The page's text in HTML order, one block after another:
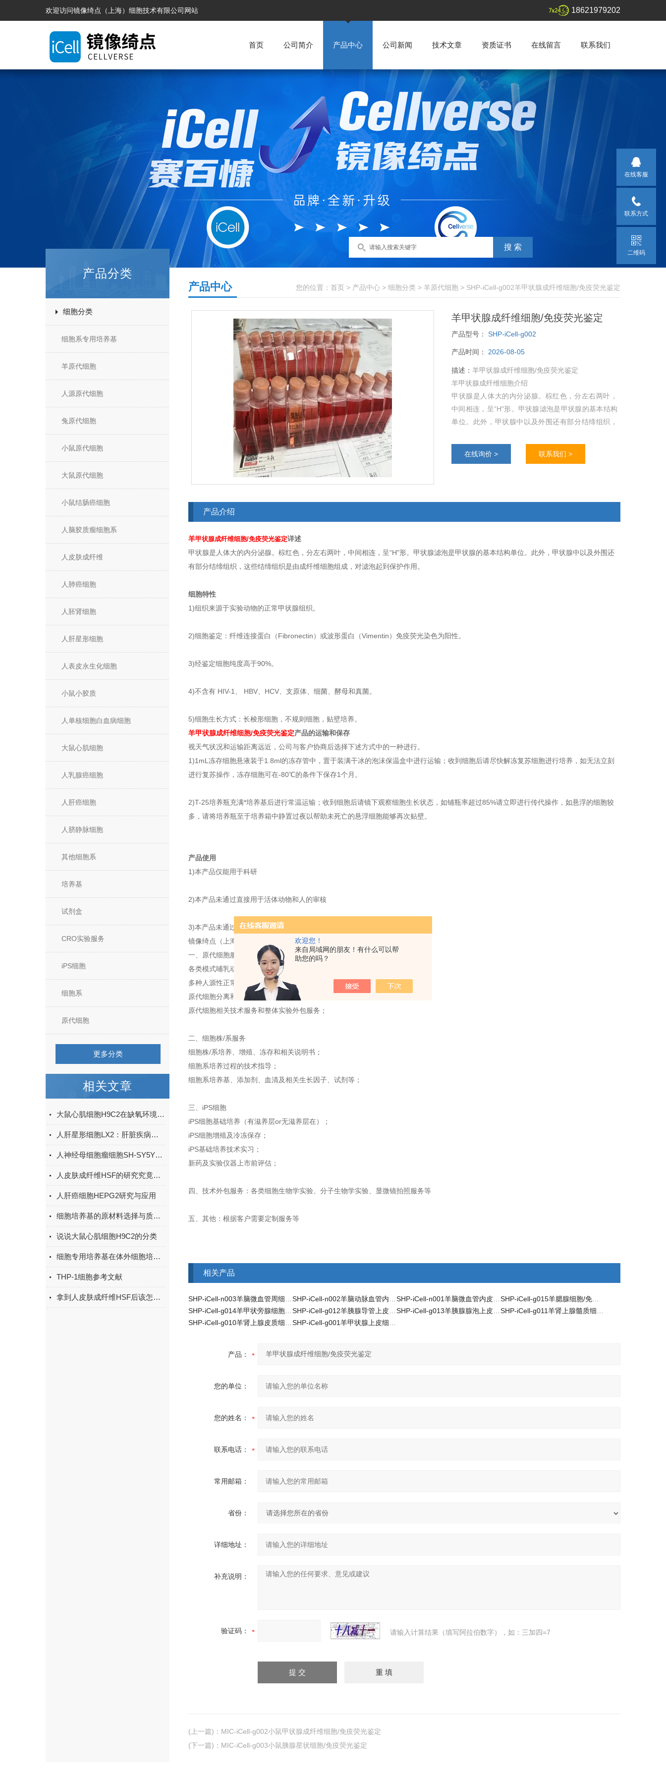
欢迎您！
来自局域网的朋友！有什么可以帮
助您的吗？
欢迎访问镜像绮点（上海）细胞技术有限公司网站 18621979202
首页 公司简介 产品中心 公司新闻 技术文章 资质证书 在线留言 联系我们
产品分类
细胞分类
细胞系专用培养基
羊原代细胞
人源原代细胞
兔原代细胞
小鼠原代细胞
大鼠原代细胞
小鼠结肠癌细胞
人脑胶质瘤细胞系
人皮肤成纤维
人肺癌细胞
人胚肾细胞
人肝星形细胞
人表皮永生化细胞
小鼠小胶质
人单核细胞白血病细胞
大鼠心肌细胞
人乳腺癌细胞
人肝癌细胞
人脐静脉细胞
其他细胞系
培养基
试剂盒
CRO实验服务
iPS细胞
细胞系
原代细胞
更多分类
相关文章
大鼠心肌细胞H9C2在缺氧环境下的调节机制研究
人肝星形细胞LX2：肝脏疾病研究的重要细胞模型
人神经母细胞瘤细胞SH-SY5Y：神经退行性疾病研究的“理想模型”
人皮肤成纤维HSF的研究究竟是怎样一个培养体系？
人肝癌细胞HEPG2研究与应用
细胞培养基的原材料选择与质量控制
说说大鼠心肌细胞H9C2的分类
细胞专用培养基在体外细胞培养中的应用及日常管护研究
THP-1细胞参考文献
拿到人皮肤成纤维HSF后该怎么处理？
您的位置： 首页 > 产品中心 > 细胞分类 > 羊原代细胞 > SHP-iCell-g002羊甲状腺成纤维细胞/免疫荧光鉴定
产品中心
羊甲状腺成纤维细胞/免疫荧光鉴定
产品型号： SHP-iCell-g002
产品时间： 2026-08-05
描述： 羊甲状腺成纤维细胞/免疫荧光鉴定
羊甲状腺成纤维细胞介绍
甲状腺是人体大的内分泌腺。棕红色，分左右两叶，
中间相连，呈“H"形。甲状腺滤泡是甲状腺的基本结构
单位。此外，甲状腺中以及外围还有部分结缔组织，
在线询价 >
联系我们 >
产品介绍
羊甲状腺成纤维细胞/免疫荧光鉴定详述
甲状腺是人体大的内分泌腺。棕红色，分左右两叶，中间相连，呈“H"形。甲状腺滤泡是甲状腺的基本结构单位。此外，甲状腺中以及外围还
有部分结缔组织，这些结缔组织是由成纤维细胞组成，对滤泡起到保护作用。
细胞特性
1)组织来源于实验动物的正常甲状腺组织。
2)细胞鉴定：纤维连接蛋白（Fibronectin）或波形蛋白（Vimentin）免疫荧光染色为阳性。
3)经鉴定细胞纯度高于90%。
4)不含有 HIV-1、 HBV、HCV、支原体、细菌、酵母和真菌。
5)细胞生长方式：长梭形细胞，不规则细胞，贴壁培养。
羊甲状腺成纤维细胞/免疫荧光鉴定产品的运输和保存
视天气状况和运输距离远近，公司与客户协商后选择下述方式中的一种进行。
1)1mL冻存细胞悬液装于1.8ml的冻存管中，置于装满干冰的泡沫保温盒中进行运输；收到细胞后请尽快解冻复苏细胞进行培养，如无法立刻
进行复苏操作，冻存细胞可在-80℃的条件下保存1个月。
2)T-25培养瓶充满*培养基后进行常温运输；收到细胞后请镜下观察细胞生长状态，如铺瓶率超过85%请立即进行传代操作，如悬浮的细胞较
多，请将培养瓶至于培养箱中静置过夜以帮助未死亡的悬浮细胞能够再次贴壁。
产品使用
1)本产品仅能用于科研
2)本产品未通过直接用于活体动物和人的审核
3)本产品未通过用于活体诊断的审核
镜像绮点（上海）细胞技术有限公司主要产品和技术服务：
一、原代细胞服务
各类模式哺乳动物的多种原代细胞资源；
多种人源性正常及肿瘤原代细胞资源；
原代细胞分离和培养相关试剂、kit、培养基添加剂等；
原代细胞相关技术服务和整体实验外包服务；
二、细胞株/系服务
细胞株/系培养、增殖、冻存和相关说明书；
细胞系培养过程的技术指导；
细胞系培养基、添加剂、血清及相关生长因子、试剂等；
三、iPS细胞
iPS细胞基础培养（有滋养层or无滋养层在）；
iPS细胞增殖及冷冻保存；
iPS基础培养技术实习；
新药及实验仪器上市前评估；
四、技术外包服务：各类细胞生物学实验、分子生物学实验、显微镜拍照服务等
五、其他：根据客户需要定制服务等
相关产品
产品：
您的单位：
您的姓名：
联系电话：
常用邮箱：
省份：
详细地址：
补充说明：
验证码： 请输入计算结果（填写阿拉伯数字），如：三加四=7
(上一篇) ： MIC-iCell-g002小鼠甲状腺成纤维细胞/免疫荧光鉴定
(下一篇) ： MIC-iCell-g003小鼠胰腺星状细胞/免疫荧光鉴定
在线客服
联系方式
二维码